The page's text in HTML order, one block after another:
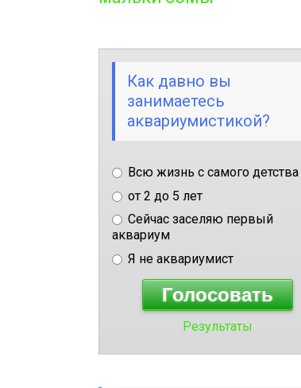
Как давно вы
занимаетесь
аквариумистикой?
Всю жизнь с самого детства
от 2 до 5 лет
Сейчас заселяю первый
аквариум
Я не аквариумист
Результаты